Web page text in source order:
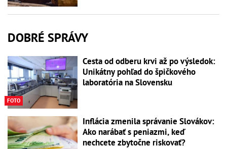
DOBRÉ SPRÁVY
FOTO
Cesta od odberu krvi až po výsledok:
Unikátny pohľad do špičkového
laboratória na Slovensku
Inflácia zmenila správanie Slovákov:
Ako narábať s peniazmi, keď
nechcete zbytočne riskovať?